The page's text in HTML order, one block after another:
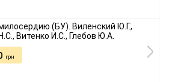
(БУ). Виленский Ю.Г.,
Витенко И.С., Глебов Ю.А.
грн